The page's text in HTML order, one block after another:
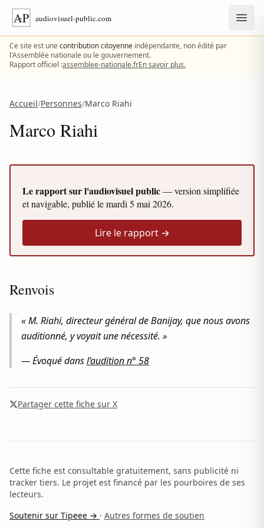
Aller au contenu
Ce site est unecontribution citoyenne indépendante, non édité par
l'Assemblée nationale ou le gouvernement.
Rapport officiel :assemblee-nationale.frEn savoir plus.
Accueil/Personnes/Marco Riahi
Marco Riahi
Le rapport sur l'audiovisuel public— version simplifiée
et navigable, publié lemardi 5 mai 2026.
Lire le rapport →
Renvois
« M. Riahi, directeur général de Banijay, que nous avons
auditionné, y voyait une nécessité. »
— Évoqué dansl’audition n° 58
Partager cette fiche sur X
Cette fiche est consultable gratuitement, sans publicité ni
tracker tiers. Le projet est financé par les pourboires de ses
lecteurs.
Soutenir sur Tipeee → · Autres formes de soutien